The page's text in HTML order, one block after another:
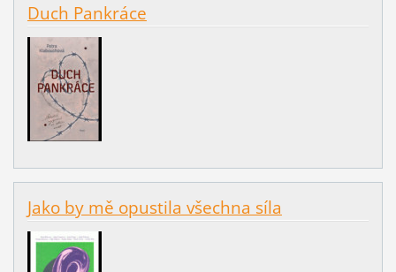
Duch Pankráce
Jako by mě opustila všechna síla